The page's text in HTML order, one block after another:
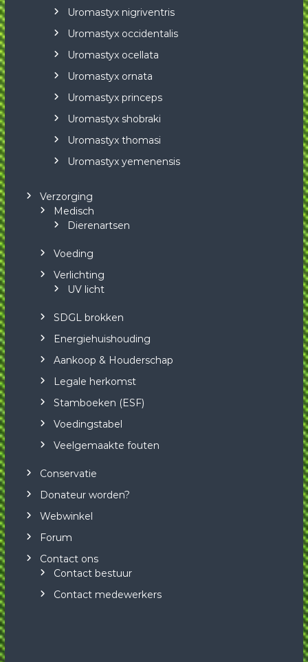
Uromastyx nigriventris
Uromastyx occidentalis
Uromastyx ocellata
Uromastyx ornata
Uromastyx princeps
Uromastyx shobraki
Uromastyx thomasi
Uromastyx yemenensis
Verzorging
Medisch
Dierenartsen
Voeding
Verlichting
UV licht
SDGL brokken
Energiehuishouding
Aankoop & Houderschap
Legale herkomst
Stamboeken (ESF)
Voedingstabel
Veelgemaakte fouten
Conservatie
Donateur worden?
Webwinkel
Forum
Contact ons
Contact bestuur
Contact medewerkers